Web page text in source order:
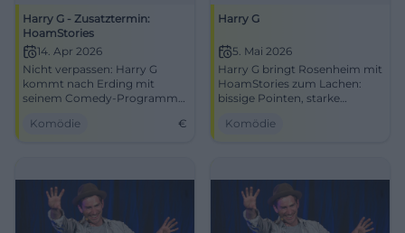
Harry G - Zusatztermin:
HoamStories
14. Apr 2026
Nicht verpassen: Harry G
kommt nach Erding mit
seinem Comedy-Programm
Ihre Tickets für den 14. April
Komödie €
Harry G
5. Mai 2026
Harry G bringt Rosenheim mit
HoamStories zum Lachen:
bissige Pointen, starke
mit echtem
Komödie